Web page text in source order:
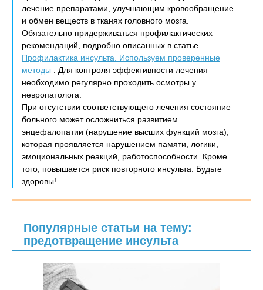
лечение препаратами, улучшающим кровообращение
и обмен веществ в тканях головного мозга.
Обязательно придерживаться профилактических
рекомендаций, подробно описанных в статье
Профилактика инсульта. Используем проверенные
методы
. Для контроля эффективности лечения
необходимо регулярно проходить осмотры у
невропатолога.
При отсутствии соответствующего лечения состояние
больного может осложниться развитием
энцефалопатии (нарушение высших функций мозга),
которая проявляется нарушением памяти, логики,
эмоциональных реакций, работоспособности. Кроме
того, повышается риск повторного инсульта. Будьте
здоровы!
Популярные статьи на тему:
предотвращение инсульта